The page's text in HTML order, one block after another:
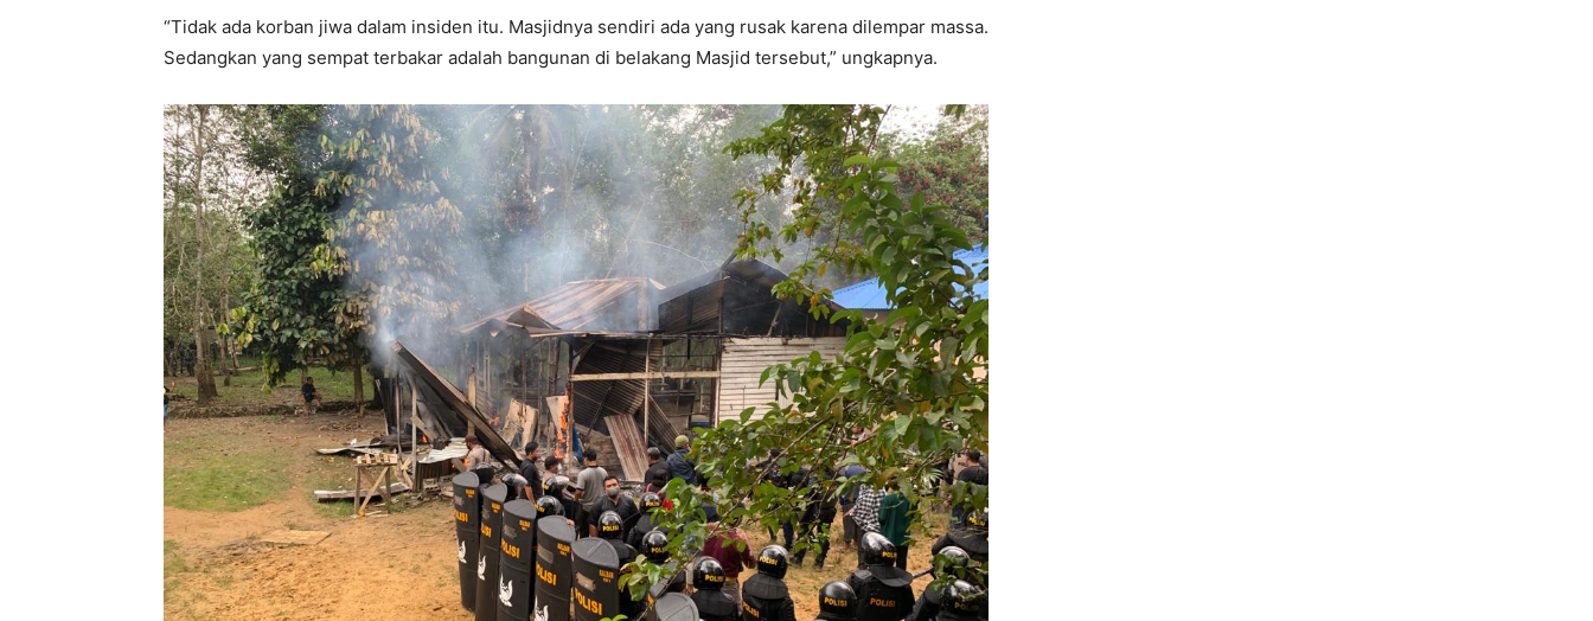
“Tidak ada korban jiwa dalam insiden itu. Masjidnya sendiri ada yang rusak karena dilempar massa.
Sedangkan yang sempat terbakar adalah bangunan di belakang Masjid tersebut,” ungkapnya.